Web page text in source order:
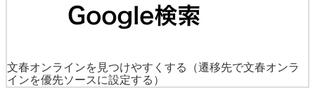
文春オンラインを見つけやすくする
（遷移先で文春オンラ
インを優先ソースに設定する）